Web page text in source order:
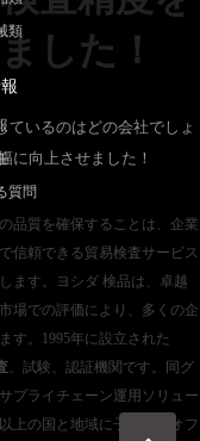
した！
ているのはどの会社でしょ
に向上させました！
品質を確保することは、企業
信頼できる貿易検査サービス
ます。ヨシダ 検品は、卓越
場での評価により、多くの企
す。1995年に設立された
、試験、認証機関です。同グ
プライチェーン運用ソリュー
上の国と地域に子会社とオフ
類
質問